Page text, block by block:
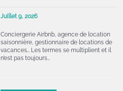
Juillet 9, 2026
Conciergerie Airbnb, agence de location
saisonnière, gestionnaire de locations de
vacances… Les termes se multiplient et il
n’est pas toujours…